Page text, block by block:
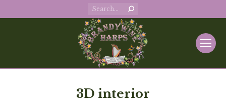
Search:
3D interior